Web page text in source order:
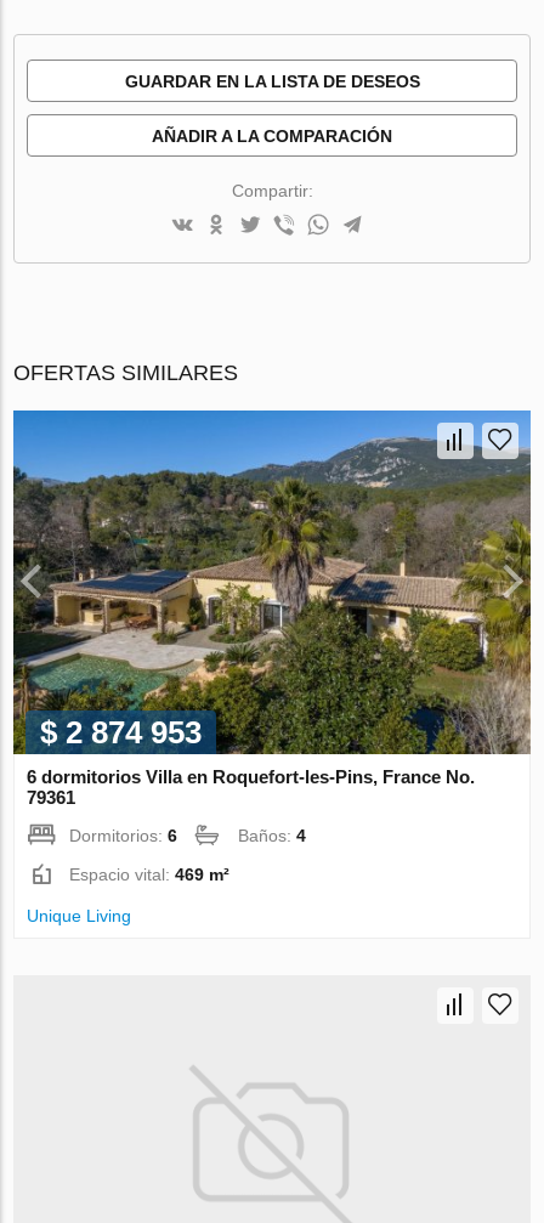
GUARDAR EN LA LISTA DE DESEOS
AÑADIR A LA COMPARACIÓN
Compartir:
OFERTAS SIMILARES
$ 2 874 953
6 dormitorios Villa en Roquefort-les-Pins, France No.
79361
Dormitorios:6 Baños:4
Espacio vital:469 m²
Unique Living